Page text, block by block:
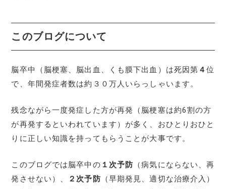
このブログについて
脳卒中（脳梗塞、脳出血、くも膜下出血）は死因第 ４位
で、年間発症者数は約３０万人いらっしゃいます。
残念ながら一度発症した方が再発（脳梗塞は約6割の方
が再発するといわれています）が多く、おひとりおひと
りに正しい知識を持ってもらうことが大事です。
このブログでは脳卒中の １次予防 （病気にならない、再
発させない）、
２次予防 （早期発見、適切な治療介入）